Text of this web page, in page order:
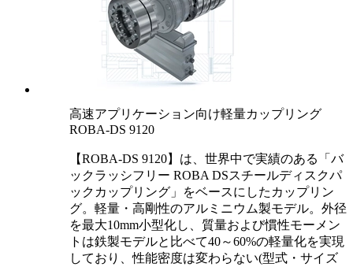
高速アプリケーション向け軽量カップリング
ROBA-DS 9120
【ROBA-DS 9120】は、世界中で実績のある「バ
ックラッシフリー ROBA DSスチールディスクパ
ックカップリング」をベースにしたカップリン
グ。軽量・高剛性のアルミニウム製モデル。外径
を最大10mm小型化し、質量および慣性モーメン
トは鉄製モデルと比べて40～60%の軽量化を実現
しており、性能密度は変わらない(型式・サイズ